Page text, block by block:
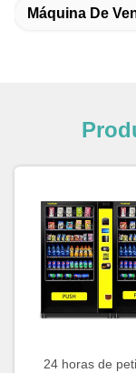
Máquina De
24 horas de